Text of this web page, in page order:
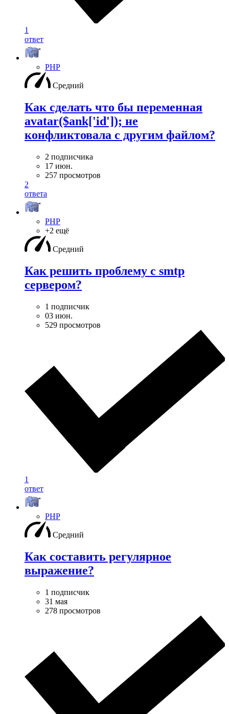
1
ответ
PHP
Средний
Как сделать что бы переменная
avatar($ank['id']); не
конфликтовала с другим файлом?
2 подписчика
17 июн.
257 просмотров
2
ответа
PHP
+2 ещё
Средний
Как решить проблему с smtp
сервером?
1 подписчик
03 июн.
529 просмотров
1
ответ
PHP
Средний
Как составить регулярное
выражение?
1 подписчик
31 мая
278 просмотров